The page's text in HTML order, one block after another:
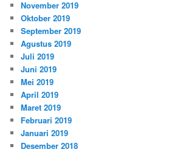
November 2019
Oktober 2019
September 2019
Agustus 2019
Juli 2019
Juni 2019
Mei 2019
April 2019
Maret 2019
Februari 2019
Januari 2019
Desember 2018